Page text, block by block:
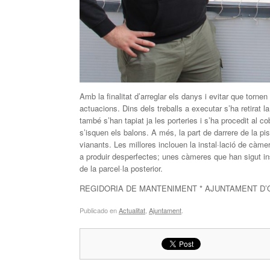
Amb la finalitat d’arreglar els danys i evitar que
actuacions. Dins dels treballs a executar s’ha retirat
també s’han tapiat ja les porteries i s’ha procedit al
s’isquen els balons. A més, la part de darrere de la
vianants. Les millores inclouen la instal·lació de
a produir desperfectes; unes càmeres que han sigut
de la parcel·la posterior.
REGIDORIA DE MANTENIMENT * AJUNTAMENT
Publicado enActualitat Ajuntament